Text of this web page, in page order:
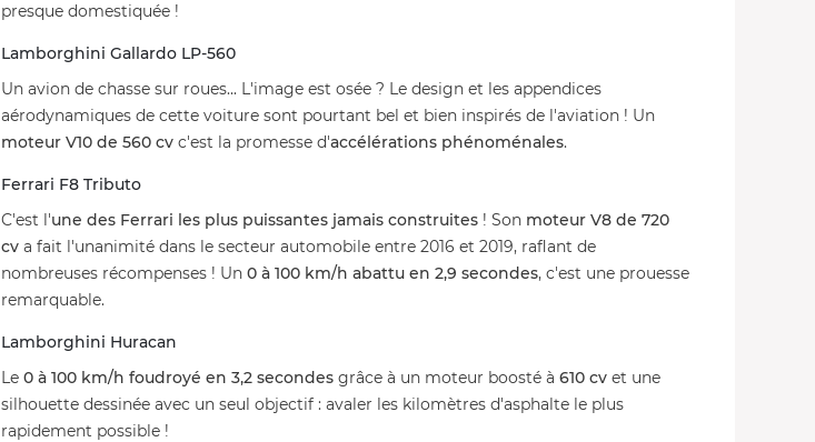
presque domestiquée !
Lamborghini Gallardo LP-560
Un avion de chasse sur roues... L'image est osée ? Le design et les appendices
aérodynamiques de cette voiture sont pourtant bel et bien inspirés de l'aviation ! Un
moteur V10 de 560 cv c'est la promesse d'accélérations phénoménales.
Ferrari F8 Tributo
C'est l'une des Ferrari les plus puissantes jamais construites ! Son moteur V8 de 720
cv a fait l'unanimité dans le secteur automobile entre 2016 et 2019, raflant de
nombreuses récompenses ! Un 0 à 100 km/h abattu en 2,9 secondes, c'est une prouesse
remarquable.
Lamborghini Huracan
Le 0 à 100 km/h foudroyé en 3,2 secondes grâce à un moteur boosté à 610 cv et une
silhouette dessinée avec un seul objectif : avaler les kilomètres d'asphalte le plus
rapidement possible !